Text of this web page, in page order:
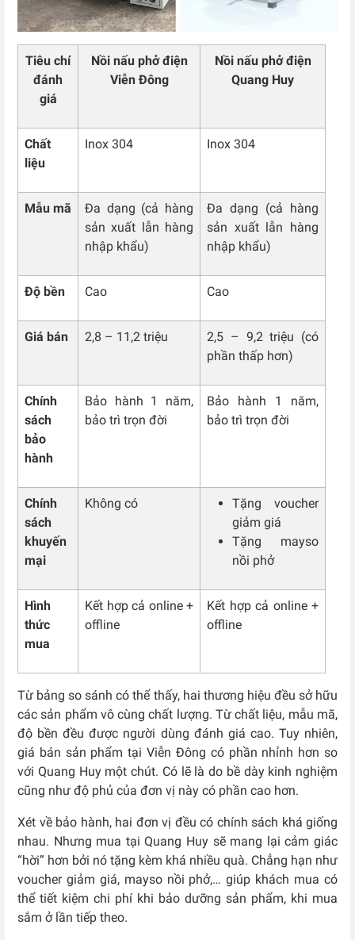
Tiêu chí
đánh
giá
Nồi nấu phở điện
Viễn Đông
Nồi nấu phở điện
Quang Huy
Chất
liệu
Inox 304 Inox 304
Mẫu mã
Đa dạng (cả hàng
sản xuất lẫn hàng
nhập khẩu)
Đa dạng (cả hàng
sản xuất lẫn hàng
nhập khẩu)
Độ bền Cao Cao
Giá bán 2,8 – 11,2 triệu
2,5 – 9,2 triệu (có
phần thấp hơn)
Chính
sách
bảo
hành
Bảo hành 1 năm,
bảo trì trọn đời
Bảo hành 1 năm,
bảo trì trọn đời
Chính
sách
khuyến
mại
Không có
Tặng voucher
giảm giá
Tặng mayso
nồi phở
Hình
thức
mua
Kết hợp cả online +
offline
Kết hợp cả online +
offline
Từ bảng so sánh có thể thấy, hai thương hiệu đều sở hữu
các sản phẩm vô cùng chất lượng. Từ chất liệu, mẫu mã,
độ bền đều được người dùng đánh giá cao. Tuy nhiên,
giá bán sản phẩm tại Viễn Đông có phần nhỉnh hơn so
với Quang Huy một chút. Có lẽ là do bề dày kinh nghiệm
cũng như độ phủ của đơn vị này có phần cao hơn.
Xét về bảo hành, hai đơn vị đều có chính sách khá giống
nhau. Nhưng mua tại Quang Huy sẽ mang lại cảm giác
“hời” hơn bởi nó tặng kèm khá nhiều quà. Chẳng hạn như
voucher giảm giá, mayso nồi phở,… giúp khách mua có
thể tiết kiệm chi phí khi bảo dưỡng sản phẩm, khi mua
sắm ở lần tiếp theo.